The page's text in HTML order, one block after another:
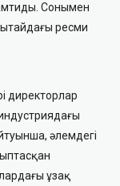
Сонымен
ресми
директорлар
әлемдегі
ұзақ